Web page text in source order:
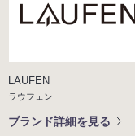
LAUFEN
ラウフェン
ブランド詳細を見る